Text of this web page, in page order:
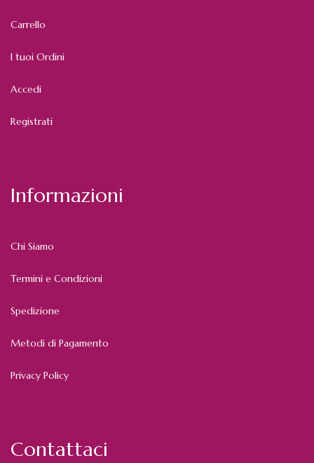
Carrello
I tuoi Ordini
Accedi
Registrati
Informazioni
Chi Siamo
Termini e Condizioni
Spedizione
Metodi di Pagamento
Privacy Policy
Contattaci